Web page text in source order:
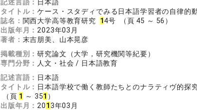
記述言語： 日本語
タイトル：ケース・スタディでみる日本語学習者の自律的
誌名： 関西大学高等教育研究 14号 （頁 45 ～ 56）
出版年月： 2023年03月
著者： 末吉朋美、山本晃彦
掲載種別：研究論文（大学，研究機関等紀要）
専門分野： 人文・社会 / 日本語教育
記述言語： 日本語
タイトル： 日本語学校で働く教師たちとのナラティヴ的探
（頁 1 ～ 351 ）
出版年月： 2013年03月